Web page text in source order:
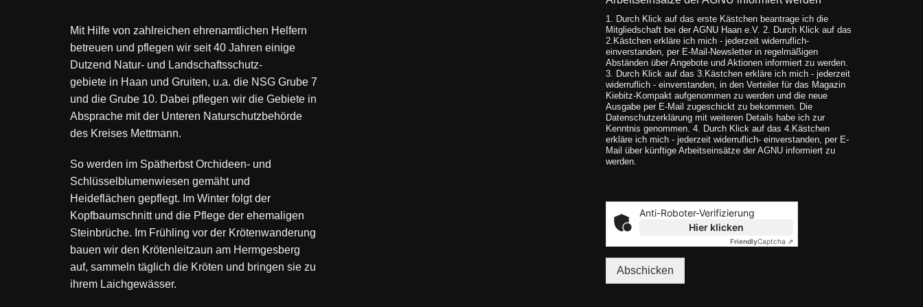
Mit Hilfe von zahlreichen ehrenamtlichen Helfern
betreuen und pflegen wir seit 40 Jahren einige
Dutzend Natur- und Landschaftsschutz-
gebiete in Haan und Gruiten, u.a. die NSG Grube 7
und die Grube 10. Dabei pflegen wir die Gebiete in
Absprache mit der Unteren Naturschutzbehörde
des Kreises Mettmann.
So werden im Spätherbst Orchideen- und
Schlüsselblumenwiesen gemäht und
Heideflächen gepflegt. Im Winter folgt der
Kopfbaumschnitt und die Pflege der ehemaligen
Steinbrüche. Im Frühling vor der Krötenwanderung
bauen wir den Krötenleitzaun am Hermgesberg
auf, sammeln täglich die Kröten und bringen sie zu
ihrem Laichgewässer.
1. Durch Klick auf das erste Kästchen beantrage ich die
Mitgliedschaft bei der AGNU Haan e.V. 2. Durch Klick auf das
2.Kästchen erkläre ich mich - jederzeit widerruflich-
einverstanden, per E-Mail-Newsletter in regelmäßigen
Abständen über Angebote und Aktionen informiert zu werden.
3. Durch Klick auf das 3.Kästchen erkläre ich mich - jederzeit
widerruflich - einverstanden, in den Verteiler für das Magazin
Kiebitz-Kompakt aufgenommen zu werden und die neue
Ausgabe per E-Mail zugeschickt zu bekommen. Die
Datenschutzerklärung mit weiteren Details habe ich zur
Kenntnis genommen. 4. Durch Klick auf das 4.Kästchen
erkläre ich mich - jederzeit widerruflich- einverstanden, per E-
Mail über künftige Arbeitseinsätze der AGNU informiert zu
werden.
Anti-Roboter-Verifizierung
Hier klicken
FriendlyCaptcha ⇗
Abschicken